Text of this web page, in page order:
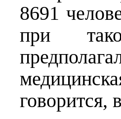
8691
при
говорится,